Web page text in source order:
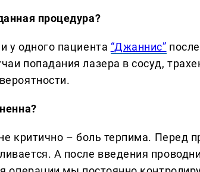
процедура?
у одного пациента “Джаннис”
попадания лазера в сосуд,
критично – боль терпима. Перед
А после введения